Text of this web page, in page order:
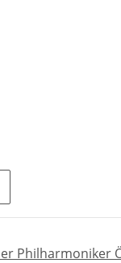
Philharmoniker